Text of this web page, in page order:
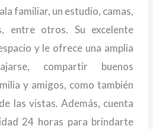
familiar, un estudio, camas,
entre otros. Su excelente
y le ofrece una amplia
compartir buenos
y amigos, como también
las vistas. Además, cuenta
24 horas para brindarte